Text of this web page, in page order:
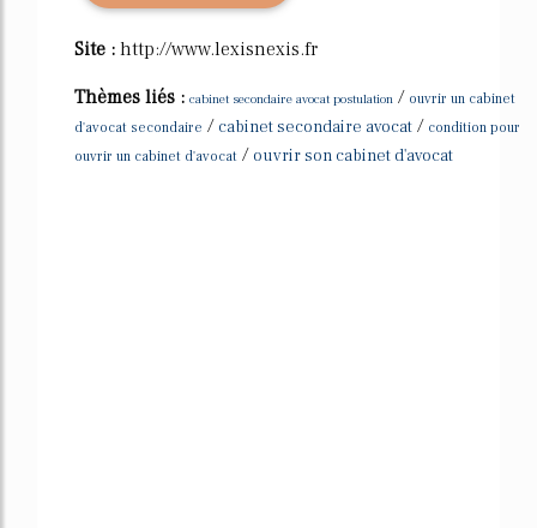
Site : http://www.lexisnexis.fr
Thèmes liés : cabinet secondaire avocat postulation / ouvrir un cabinet
d'avocat secondaire / cabinet secondaire avocat / condition pour
ouvrir un cabinet d'avocat / ouvrir son cabinet d'avocat